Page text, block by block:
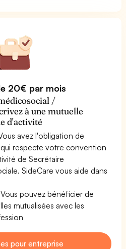
20€ par mois
/
à une mutuelle
d'activité
avez l'obligation de
respecte votre convention
de Secrétaire
SideCare vous aide dans
Vous pouvez bénéficier de
mutualisées avec les
pour entreprise